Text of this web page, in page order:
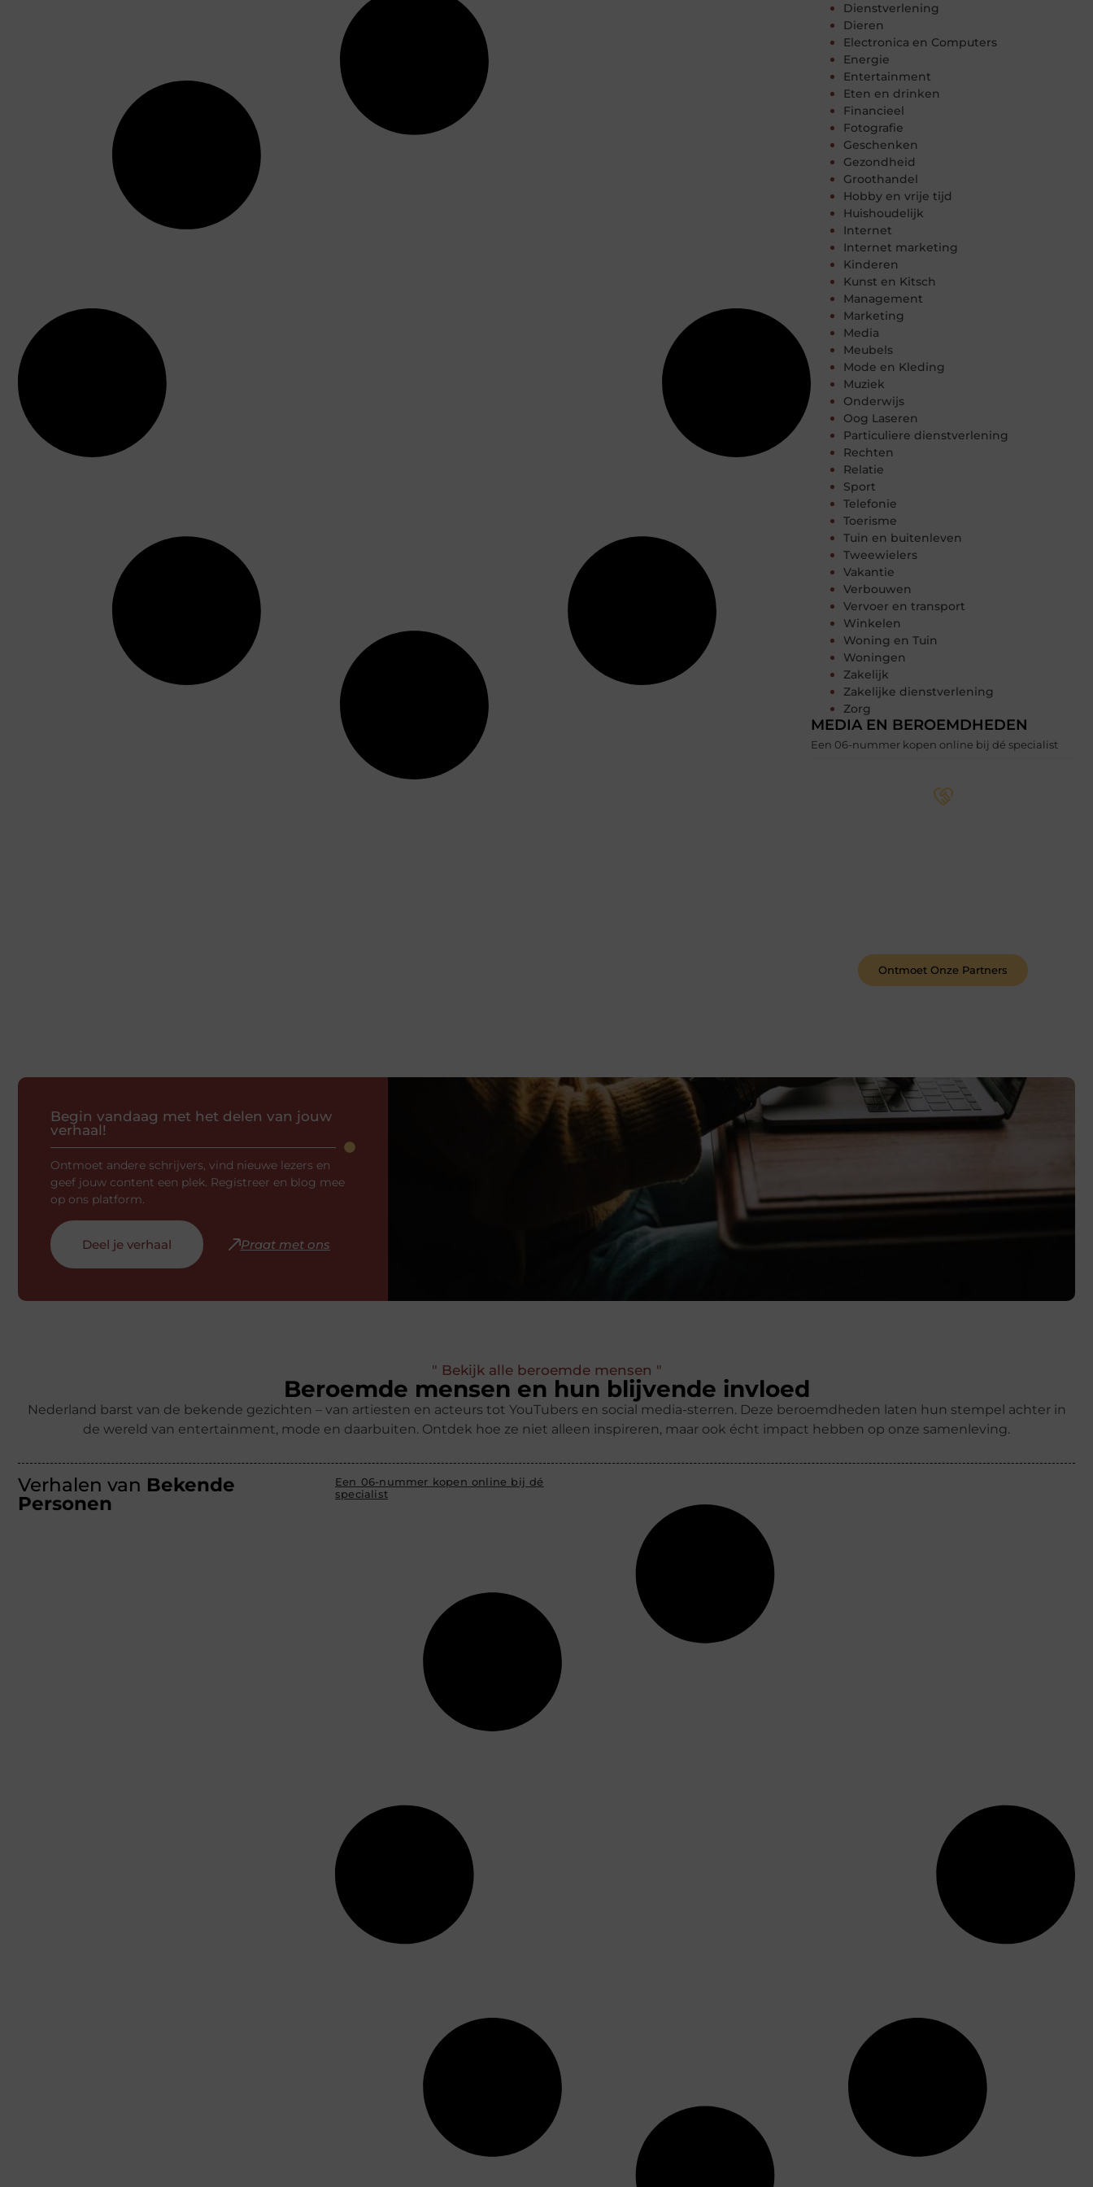
Dienstverlening
Dieren
Electronica en Computers
Energie
Entertainment
Eten en drinken
Financieel
Fotografie
Geschenken
Gezondheid
Groothandel
Hobby en vrije tijd
Huishoudelijk
Internet
Internet marketing
Kinderen
Kunst en Kitsch
Management
Marketing
Media
Meubels
Mode en Kleding
Muziek
Onderwijs
Oog Laseren
Particuliere dienstverlening
Rechten
Relatie
Sport
Telefonie
Toerisme
Tuin en buitenleven
Tweewielers
Vakantie
Verbouwen
Vervoer en transport
Winkelen
Woning en Tuin
Woningen
Zakelijk
Zakelijke dienstverlening
Zorg
MEDIA EN BEROEMDHEDEN
Een 06-nummer kopen online bij dé specialist
Ontmoet Onze Partners
Begin vandaag met het delen van jouw
verhaal!
Ontmoet andere schrijvers, vind nieuwe lezers en
geef jouw content een plek. Registreer en blog mee
op ons platform.
Deel je verhaal Praat met ons
" Bekijk alle beroemde mensen "
Beroemde mensen en hun blijvende invloed
Nederland barst van de bekende gezichten – van artiesten en acteurs tot YouTubers en social media-sterren. Deze beroemdheden laten hun stempel achter in
de wereld van entertainment, mode en daarbuiten. Ontdek hoe ze niet alleen inspireren, maar ook écht impact hebben op onze samenleving.
Verhalen van Bekende
Personen
Een 06-nummer kopen online bij dé
specialist